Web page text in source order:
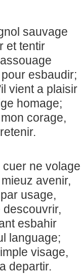
sauvage
et tentir
esbaudir;
vient a plaisir
homage;
corage,
cuer ne
avenir,
usage,
descouvrir,
esbahir
language;
visage,
departir.